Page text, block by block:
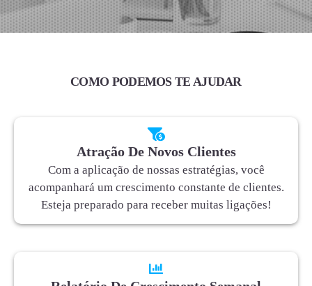
COMO PODEMOS TE AJUDAR
Atração De Novos Clientes
Com a aplicação de nossas estratégias, você
acompanhará um crescimento constante de clientes.
Esteja preparado para receber muitas ligações!